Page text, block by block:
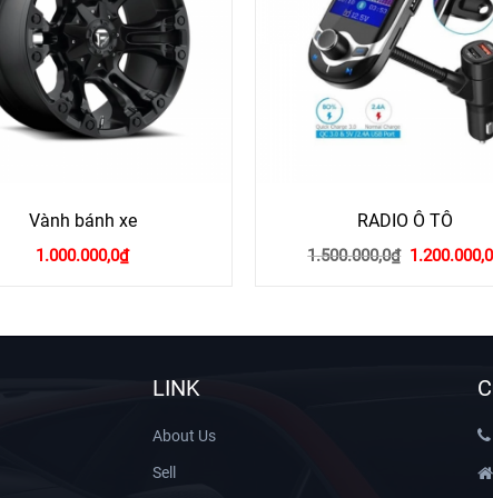
Vành bánh xe
1.000.000,0₫
RADIO Ô TÔ
1.500.000,0₫ Giá
1.200.000,0
LINK
About Us
Sell